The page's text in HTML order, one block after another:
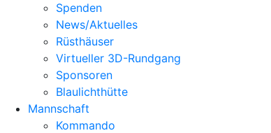
Spenden
News/Aktuelles
Rüsthäuser
Virtueller 3D-Rundgang
Sponsoren
Blaulichthütte
Mannschaft
Kommando